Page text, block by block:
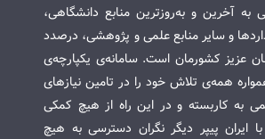
به آخرین و به‌روزترین منابع دانشگاهی،
و سایر منابع علمی و پژوهشی، درصدد
عزیز کشورمان است. سامانه‌ی یکپارچه‌ی
همواره همه‌ی تلاش خود را در تامین نیازهای
به کاربسته و در این راه از هیچ کمکی
ایران پیپر دیگر نگران دسترسی به هیچ